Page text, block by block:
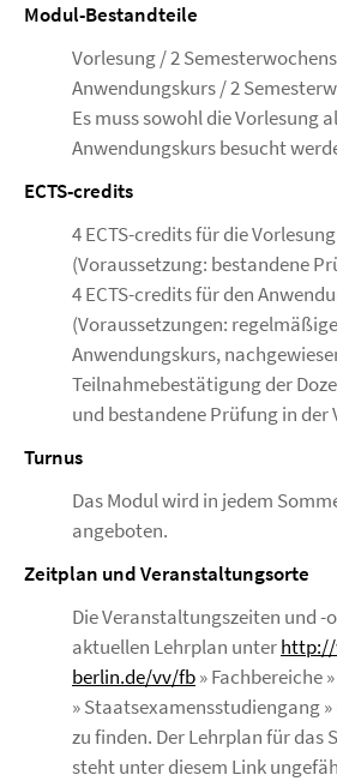
Modul-Bestandteile
Vorlesung / 2
Anwendungskurs / 2
Es muss sowohl die Vorlesung
Anwendungskurs besucht
ECTS-credits
4 ECTS-credits für die Vorlesung
(Voraussetzung: bestandene
4 ECTS-credits für den
(Voraussetzungen:
Anwendungskurs,
Teilnahmebestätigung der
und bestandene Prüfung in der
Turnus
Das Modul wird in jedem
angeboten.
Zeitplan und Veranstaltungsorte
Die Veranstaltungszeiten und -
aktuellen Lehrplan unter
berlin.de/vv/fb» Fachbereiche
» Staatsexamensstudiengang
zu finden. Der Lehrplan für das
steht unter diesem Link